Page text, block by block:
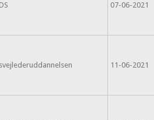
07-06-2021
11-06-2021